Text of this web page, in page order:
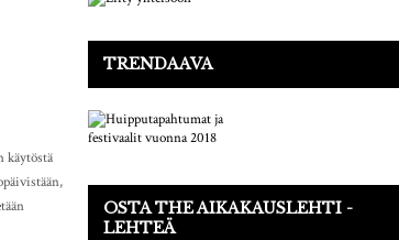
käytöstä
TRENDAAVA
OSTA THE AIKAKAUSLEHTI -
LEHTEÄ